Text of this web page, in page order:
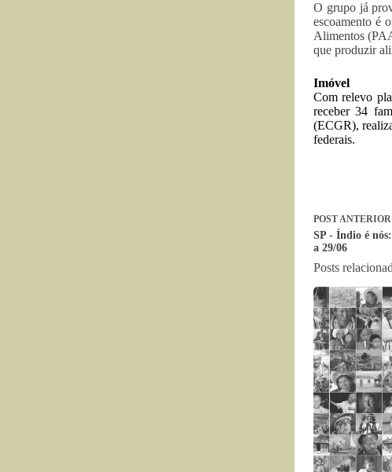
O grupo já
escoamento é
Alimentos
que produzir
Imóvel
Com relevo
receber 34
(ECGR),
federais.
POSTANTERIOR
SP - Índio é
a 29/06
Posts